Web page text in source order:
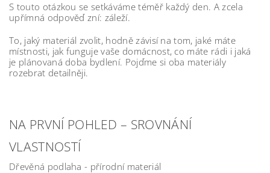
S touto otázkou se setkáváme téměř každý den. A zcela
upřímná odpověď zní: záleží.
To, jaký materiál zvolit, hodně závisí na tom, jaké máte
místnosti, jak funguje vaše domácnost, co máte rádi i jaká
je plánovaná doba bydlení. Pojďme si oba materiály
rozebrat detailněji.
NA PRVNÍ POHLED – SROVNÁNÍ
VLASTNOSTÍ
Dřevěná podlaha - přírodní materiál